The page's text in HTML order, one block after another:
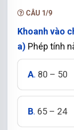
CÂU 1/9
Khoanh vào
a) Phép tính
A. 80 – 50
B. 65 – 24